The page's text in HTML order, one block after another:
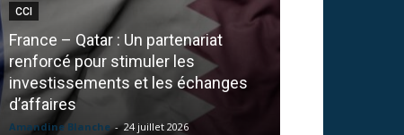
CCI
France – Qatar : Un partenariat
renforcé pour stimuler les
investissements et les échanges
d’affaires
Amandine Blanche - 24 juillet 2026